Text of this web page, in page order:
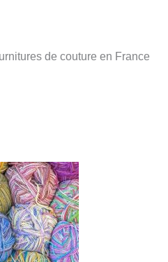
de couture en France